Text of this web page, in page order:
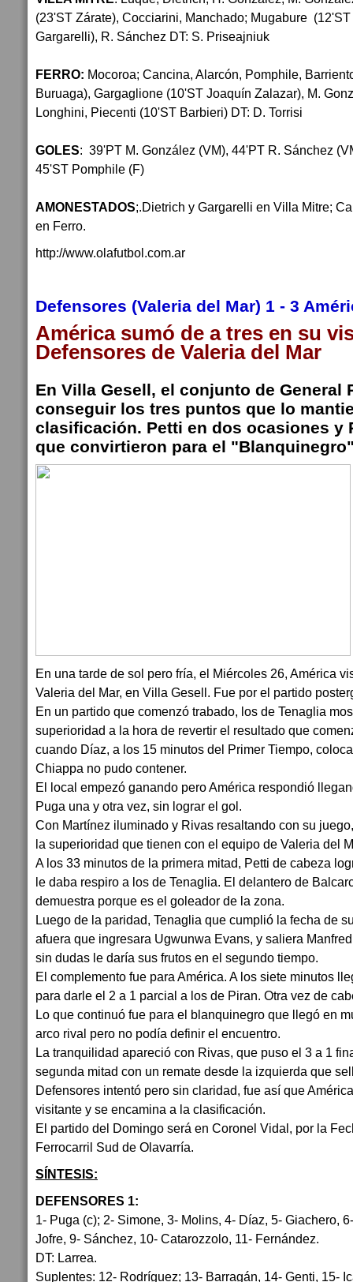
(23'ST Zárate), Cocciarini, Manchado; Mugabure
Gargarelli), R. Sánchez DT: S. Priseajniuk
FERRO: Mocoroa; Cancina, Alarcón, Pomphile,
Buruaga), Gargaglione (10'ST Joaquín Zalazar), M.
Longhini, Piecenti (10'ST Barbieri) DT: D. Torrisi
GOLES: 39'PT M. González (VM), 44'PT R. Sánchez
45'ST Pomphile (F)
AMONESTADOS;.Dietrich y Gargarelli en Villa Mitre;
en Ferro.
http://www.olafutbol.com.ar
Defensores (Valeria del Mar) 1 - 3
América sumó de a tres en su
Defensores de Valeria del Mar
En Villa Gesell, el conjunto de General
conseguir los tres puntos que lo
clasificación. Petti en dos ocasiones y
que convirtieron para el
En una tarde de sol pero fría, el Miércoles 26, América
Valeria del Mar, en Villa Gesell. Fue por el partido
En un partido que comenzó trabado, los de Tenaglia
superioridad a la hora de revertir el resultado que
cuando Díaz, a los 15 minutos del Primer Tiempo,
Chiappa no pudo contener.
El local empezó ganando pero América respondió
Puga una y otra vez, sin lograr el gol.
Con Martínez iluminado y Rivas resaltando con su
la superioridad que tienen con el equipo de Valeria del
A los 33 minutos de la primera mitad, Petti de cabeza
le daba respiro a los de Tenaglia. El delantero de
demuestra porque es el goleador de la zona.
Luego de la paridad, Tenaglia que cumplió la fecha de
afuera que ingresara Ugwunwa Evans, y saliera
sin dudas le daría sus frutos en el segundo tiempo.
El complemento fue para América. A los siete minutos
para darle el 2 a 1 parcial a los de Piran. Otra vez de
Lo que continuó fue para el blanquinegro que llegó en
arco rival pero no podía definir el encuentro.
La tranquilidad apareció con Rivas, que puso el 3 a 1
segunda mitad con un remate desde la izquierda que
Defensores intentó pero sin claridad, fue así que
visitante y se encamina a la clasificación.
El partido del Domingo será en Coronel Vidal, por la
Ferrocarril Sud de Olavarría.
SÍNTESIS:
DEFENSORES 1:
1- Puga (c); 2- Simone, 3- Molins, 4- Díaz, 5- Giachero,
Jofre, 9- Sánchez, 10- Catarozzolo, 11- Fernández.
DT: Larrea.
Suplentes: 12- Rodríguez; 13- Barragán, 14- Genti, 15-